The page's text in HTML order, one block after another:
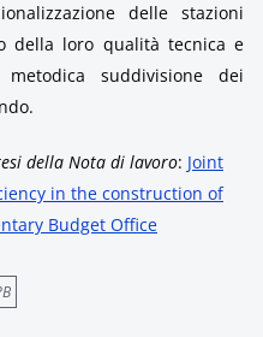
delle stazioni
della loro qualità tecnica e
suddivisione dei
della Nota di lavoro: Joint
in the construction of
Budget Office